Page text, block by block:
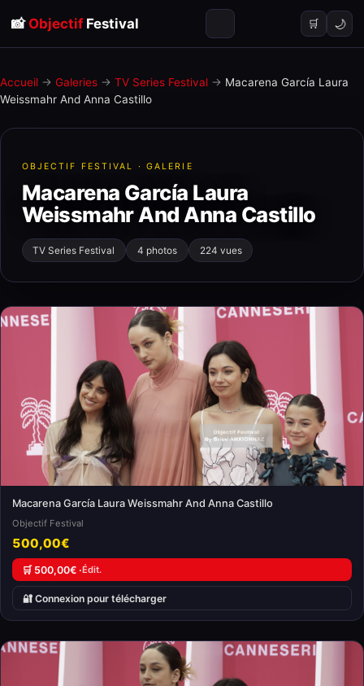
📸 ObjectifFestival 🛒 🌙
Accueil → Galeries → TV Series Festival → Macarena García Laura
Weissmahr And Anna Castillo
OBJECTIF FESTIVAL · GALERIE
Macarena García Laura
Weissmahr And Anna Castillo
TV Series Festival 4 photos 224 vues
Macarena García Laura Weissmahr And Anna Castillo
Objectif Festival
500,00€
🛒 500,00€ ·Édit.
🔐 Connexion pour télécharger